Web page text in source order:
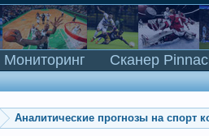
Аналитические прогнозы на спорт
Мониторинг Сканер